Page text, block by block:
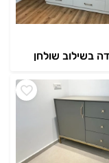
בשילוב שולחן